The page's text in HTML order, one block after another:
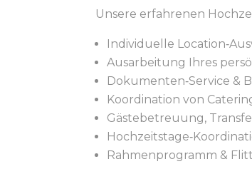
Unsere erfahrenen
Individuelle
Ausarbeitung Ihres
Dokumenten‑Service &
Koordination von
Gästebetreuung,
Rahmenprogramm &